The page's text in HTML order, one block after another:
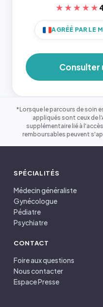
★★★★★
AGRÉÉ PAR LE
Consulter
*Lorsque le parcours de soin
appliqués sont ceux de
supplémentaire lié à
remboursables peuvent
SPÉCIALITÉS
Médecin généraliste
Gynécologue
Pédiatre
Psychiatre
CONTACT
Foire aux questions
Nous contacter
Espace Presse